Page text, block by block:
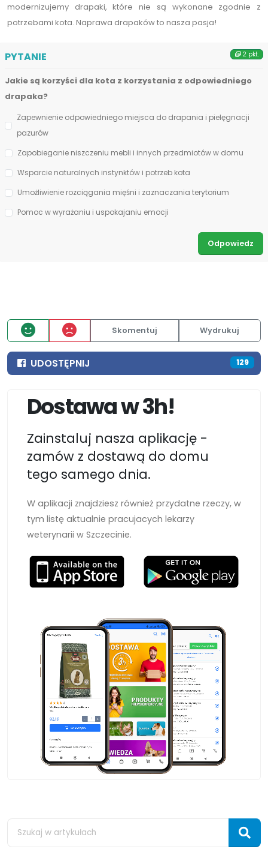
modernizujemy drapaki, które nie są wykonane zgodnie z
potrzebami kota. Naprawa drapaków to nasza pasja!
PYTANIE 2 pkt.
Jakie są korzyści dla kota z korzystania z odpowiedniego
drapaka?
Zapewnienie odpowiedniego miejsca do drapania i pielęgnacji
pazurów
Zapobieganie niszczeniu mebli i innych przedmiotów w domu
Wsparcie naturalnych instynktów i potrzeb kota
Umożliwienie rozciągania mięśni i zaznaczania terytorium
Pomoc w wyrażaniu i uspokajaniu emocji
Odpowiedz
Skomentuj Wydrukuj
UDOSTĘPNIJ 129
Dostawa w 3h!
Zainstaluj nasza aplikację -
zamów z dostawą do domu
tego samego dnia.
W aplikacji znajdziesz również przydatne rzeczy, w
tym listę aktualnie pracujacych lekarzy
weterynarii w Szczecinie.